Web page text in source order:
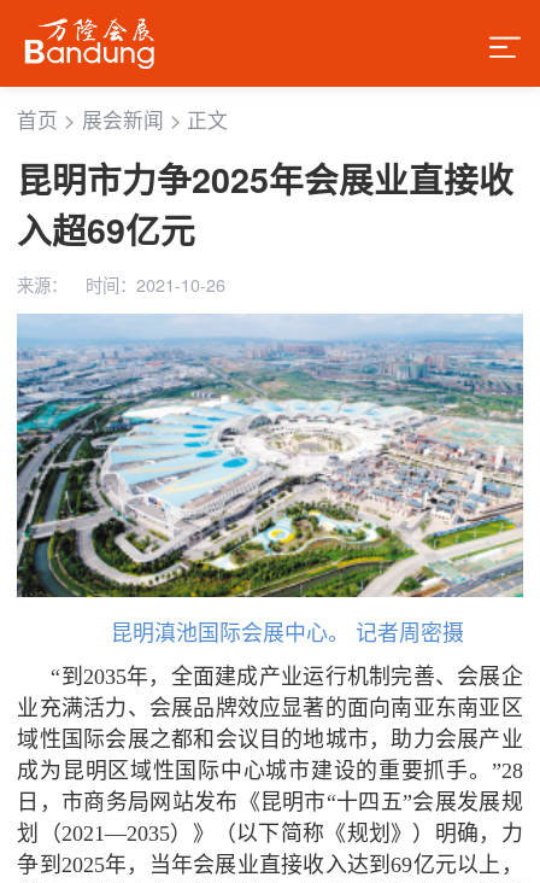
首页 > 展会新闻 > 正文
昆明市力争2025年会展业直接收
入超69亿元
来源： 时间：2021-10-26
昆明滇池国际会展中心。 记者周密摄
“到2035年，全面建成产业运行机制完善、会展企
业充满活力、会展品牌效应显著的面向南亚东南亚区
域性国际会展之都和会议目的地城市，助力会展产业
成为昆明区域性国际中心城市建设的重要抓手。”28
日，市商务局网站发布《昆明市“十四五”会展发展规
划（2021—2035）》（以下简称《规划》）明确，力
争到2025年，当年会展业直接收入达到69亿元以上，